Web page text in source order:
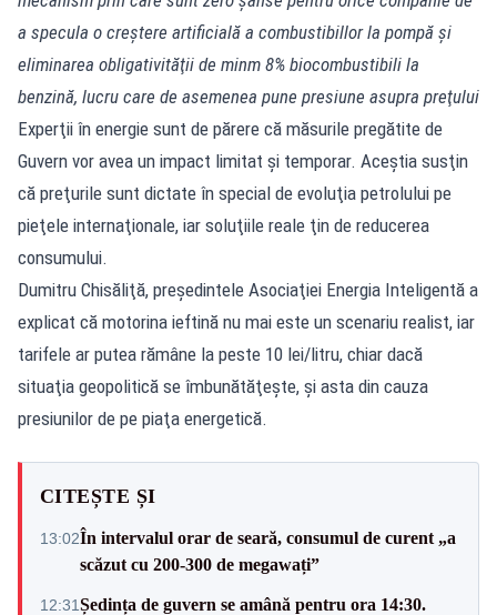
a specula o creştere artificială a combustibillor la pompă şi
eliminarea obligativităţii de minm 8% biocombustibili la
benzină, lucru care de asemenea pune presiune asupra preţului
Experţii în energie sunt de părere că măsurile pregătite de
Guvern vor avea un impact limitat şi temporar. Aceştia susţin
că preţurile sunt dictate în special de evoluţia petrolului pe
pieţele internaţionale, iar soluţiile reale ţin de reducerea
consumului.
Dumitru Chisăliţă, preşedintele Asociaţiei Energia Inteligentă a
explicat că motorina ieftină nu mai este un scenariu realist, iar
tarifele ar putea rămâne la peste 10 lei/litru, chiar dacă
situaţia geopolitică se îmbunătăţeşte, şi asta din cauza
presiunilor de pe piaţa energetică.
CITEȘTE ȘI
13:02În intervalul orar de seară, consumul de curent „a
scăzut cu 200-300 de megawați”
12:31Ședința de guvern se amână pentru ora 14:30.